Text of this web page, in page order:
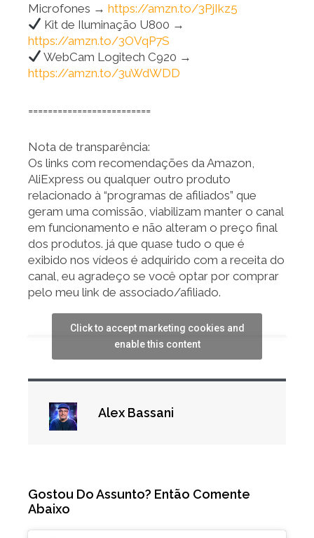
Microfones → https://amzn.to/3PjIkz5
Kit de Iluminação U800 →
https://amzn.to/3OVqP7S
WebCam Logitech C920 →
https://amzn.to/3uWdWDD
=========================
Nota de transparência:
Os links com recomendações da Amazon,
AliExpress ou qualquer outro produto
relacionado à “programas de afiliados” que
geram uma comissão, viabilizam manter o canal
em funcionamento e não alteram o preço final
dos produtos. já que quase tudo o que é
exibido nos vídeos é adquirido com a receita do
canal, eu agradeço se você optar por comprar
pelo meu link de associado/afiliado.
Click to accept marketing cookies and
enable this content
Alex Bassani
Gostou Do Assunto? Então Comente
Abaixo